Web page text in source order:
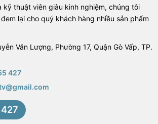
kỹ thuật viên giàu kinh nghiệm, chúng tôi
lại cho quý khách hàng nhiều sản phẩm
Văn Lượng, Phường 17, Quận Gò Vấp, TP.
427